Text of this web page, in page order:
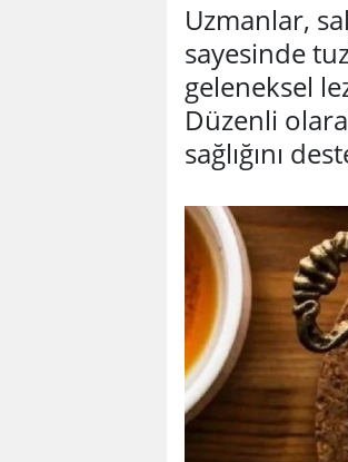
Uzmanlar,
sayesinde
geleneksel
Düzenli
sağlığını